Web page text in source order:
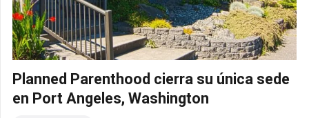
Planned Parenthood cierra su única sede
en Port Angeles, Washington